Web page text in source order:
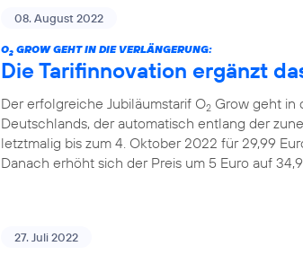
08. August 2022
O2 GROW GEHT IN DIE VERLÄNGERUNG:
Die Tarifinnovation ergänzt
Der erfolgreiche Jubiläumstarif O2 Grow geht in
Deutschlands, der automatisch entlang der
letztmalig bis zum 4. Oktober 2022 für 29,99
Danach erhöht sich der Preis um 5 Euro auf
27. Juli 2022